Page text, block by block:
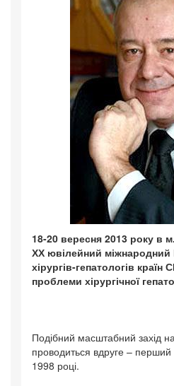
18-20 вересня 2013 року в
ХХ ювілейний міжнародний
хірургів-гепатологів країн
проблеми хірургічної
Подібний масштабний захід
проводиться вдруге – перший
1998 році.